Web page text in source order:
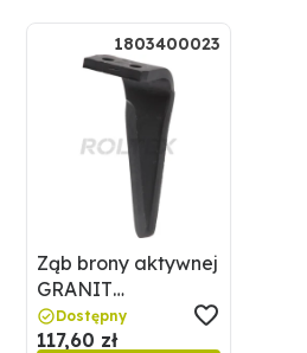
1803400023
Ząb brony aktywnej
GRANIT
1803400023
Dostępny
117,60 zł